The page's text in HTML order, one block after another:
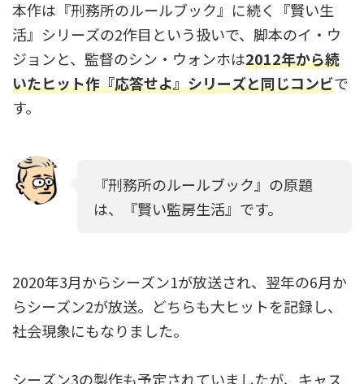
本作は『刑務所のルールブック』に続く『賢い生
活』シリーズの2作目という扱いで、脚本のイ・ウ
ジョンと、監督のシン・ウォンホは2012年から続
いたヒット作『応答せよ』シリーズと同じコンビで
す。
『刑務所のルールブック』の原題
は、『賢い監房生活』です。
2020年3月からシーズン1が放送され、翌年の6月か
らシーズン2が放送。どちらも大ヒットを記録し、
社会現象にもなりました。
シーズン3の製作も予定されていましたが、キャス